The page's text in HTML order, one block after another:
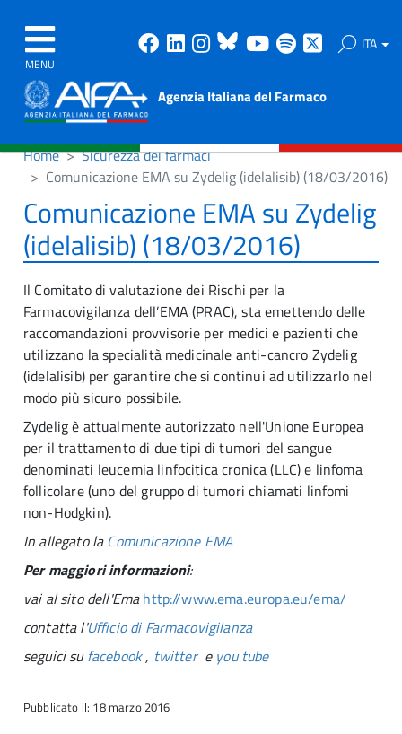
MENU
Facebook
Linkedin
Instagram
Bluesky
Youtube
Spotify ITA
Agenzia Italiana del Farmaco
Home
Sicurezza dei farmaci
Comunicazione EMA su Zydelig (idelalisib) (18/03/2016)
Comunicazione EMA su Zydelig
(idelalisib) (18/03/2016)
Il Comitato di valutazione dei Rischi per la
Farmacovigilanza dell’EMA (PRAC), sta emettendo delle
raccomandazioni provvisorie per medici e pazienti che
utilizzano la specialità medicinale anti-cancro Zydelig
(idelalisib) per garantire che si continui ad utilizzarlo nel
modo più sicuro possibile.
Zydelig è attualmente autorizzato nell'Unione Europea
per il trattamento di due tipi di tumori del sangue
denominati leucemia linfocitica cronica (LLC) e linfoma
follicolare (uno del gruppo di tumori chiamati linfomi
non-Hodgkin).
In allegato laComunicazione EMA
Per maggiori informazioni:
vai al sito dell'Emahttp://www.ema.europa.eu/ema/
contatta l'Ufficio di Farmacovigilanza
seguici sufacebook, twitter e you tube
Pubblicato il: 18 marzo 2016